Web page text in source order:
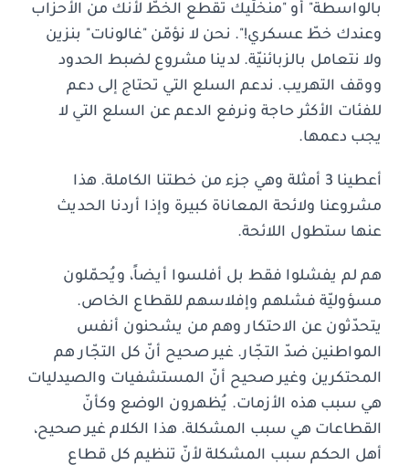
بالواسطة" أو "منخلّيك تقطع الخطّ لأنّك من الأحزاب
وعندك خطّ عسكري!". نحن لا نؤمّن "غالونات" بنزين
ولا نتعامل بالزبائنيّة. لدينا مشروع لضبط الحدود
ووقف التهريب. ندعم السلع التي تحتاج إلى دعم
للفئات الأكثر حاجة ونرفع الدعم عن السلع التي لا
يجب دعمها.
أعطينا 3 أمثلة وهي جزء من خطتنا الكاملة. هذا
مشروعنا ولائحة المعاناة كبيرة وإذا أردنا الحديث
عنها ستطول اللائحة.
هم لم يفشلوا فقط بل أفلسوا أيضاً، ويُحمّلون
مسؤوليّة فشلهم وإفلاسهم للقطاع الخاص.
يتحدّثون عن الاحتكار وهم من يشحنون أنفس
المواطنين ضدّ التجّار. غير صحيح أنّ كل التجّار هم
المحتكرين وغير صحيح أنّ المستشفيات والصيدليات
هي سبب هذه الأزمات. يُظهرون الوضع وكأنّ
القطاعات هي سبب المشكلة. هذا الكلام غير صحيح،
أهل الحكم سبب المشكلة لأنّ تنظيم كل قطاع